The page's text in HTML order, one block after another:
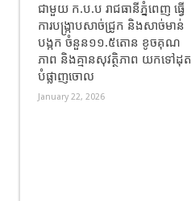
ជាមួយ ក.ប.ប រាជធានីភ្នំពេញ ធ្វើ
ការបង្ក្រាបសាច់ជ្រូក និងសាច់មាន់
បង្កក ចំនួន១១.៥តោន ខូចគុណ
ភាព និងគ្មានសុវត្ថិភាព យកទៅដុត
បំផ្លាញចោល
January 22, 2026